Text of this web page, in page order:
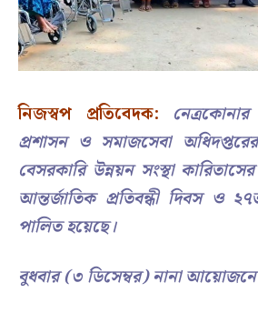
নিজস্বপ প্রতিবেদক:
প্রশাসন ও সমাজসেবা
বেসরকারি উন্নয়ন সংস্থা
আন্তর্জাতিক প্রতিবন্ধী দিবস ও
পালিত হয়েছে।
বুধবার (৩ ডিসেম্বর) নানা